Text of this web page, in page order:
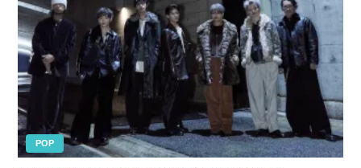
POP